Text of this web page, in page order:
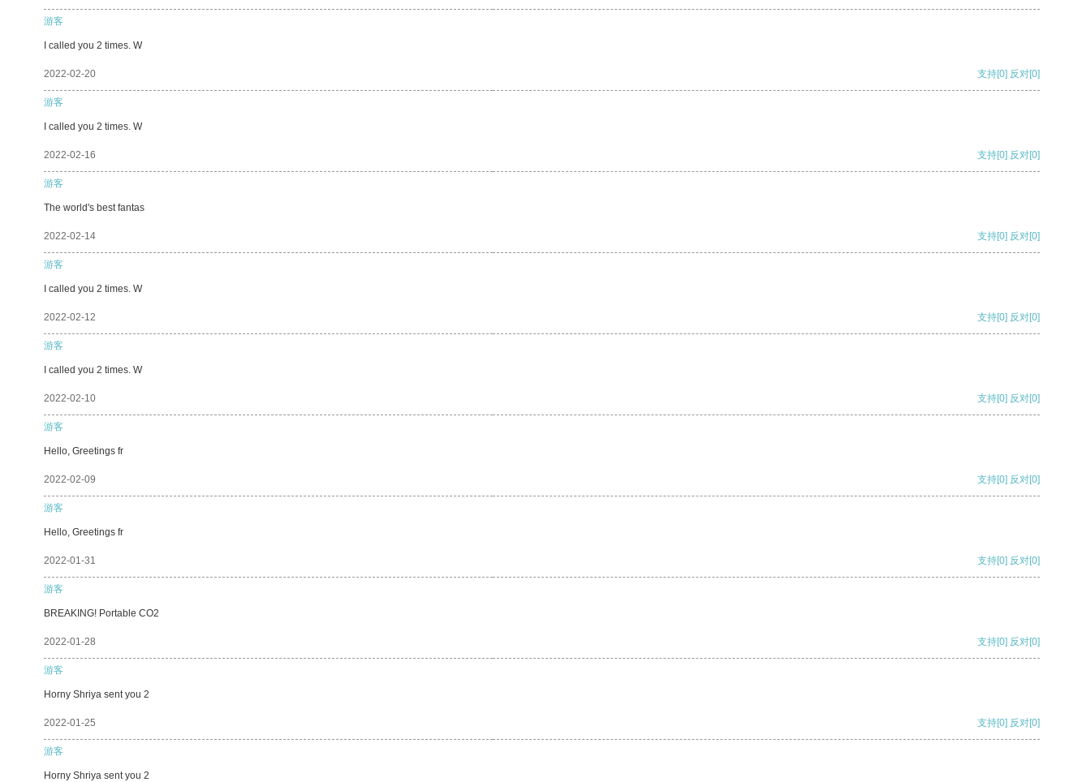
游客
I called you 2 times. W
2022-02-20 支持[0] 反对[0]
游客
I called you 2 times. W
2022-02-16 支持[0] 反对[0]
游客
The world's best fantas
2022-02-14 支持[0] 反对[0]
游客
I called you 2 times. W
2022-02-12 支持[0] 反对[0]
游客
I called you 2 times. W
2022-02-10 支持[0] 反对[0]
游客
Hello, Greetings fr
2022-02-09 支持[0] 反对[0]
游客
Hello, Greetings fr
2022-01-31 支持[0] 反对[0]
游客
BREAKING! Portable CO2
2022-01-28 支持[0] 反对[0]
游客
Horny Shriya sent you 2
2022-01-25 支持[0] 反对[0]
游客
Horny Shriya sent you 2